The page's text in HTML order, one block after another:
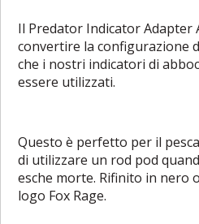
Il Predator Indicator Adapter
convertire la configurazione
che i nostri indicatori di
essere utilizzati.
Questo è perfetto per il
di utilizzare un rod pod
esche morte. Rifinito in nero
logo Fox Rage.